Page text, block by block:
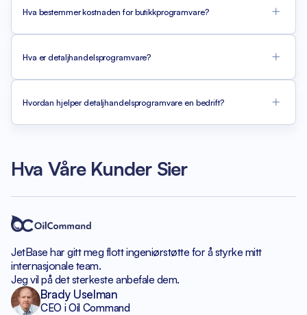
Hva bestemmer kostnaden for butikkprogramvare?
Hva er detaljhandelsprogramvare?
Hvordan hjelper detaljhandelsprogramvare en bedrift?
Hva Våre Kunder Sier
JetBase har gitt meg flottingeniørstøtte for å styrke mitt
internasjonale team.
Jeg vil på det sterkeste anbefale dem.
Brady Uselman
CEO i Oil Command